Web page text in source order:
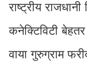
राष्ट्रीय
कनेक्टिविटी
वाया गुरुग्राम